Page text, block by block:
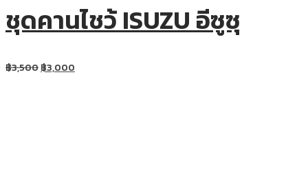
ชุดคานไชว้ ISUZU อีซูซุ
฿3,500฿3,000